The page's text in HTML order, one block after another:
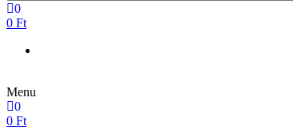
0
0 Ft
Menu
0
0 Ft